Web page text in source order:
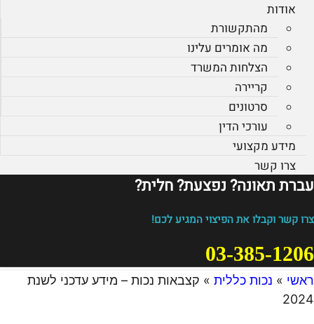
אודות
מהתקשורת
מה אומרים עלינו
הצלחות המשרד
קריירה
סרטונים
עורכי הדין
מידע מקצועי
צרו קשר
עברת תאונה? נפצעת? חלית?​
צרו קשר וקבלו את הפיצוי המגיע לכם!
03-385-1206
ראשי » נכות כללית » קצבאות נכות – מידע עדכני לשנת
2024